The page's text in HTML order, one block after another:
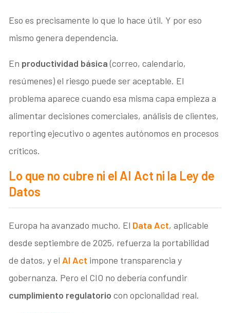
Eso es precisamente lo que lo hace útil. Y por eso
mismo genera dependencia.
En productividad básica(correo, calendario,
resúmenes) el riesgo puede ser aceptable. El
problema aparece cuando esa misma capa empieza a
alimentar decisiones comerciales, análisis de clientes,
reporting ejecutivo o agentes autónomos en procesos
críticos.
Lo que no cubre ni el AI Act ni la Ley de
Datos
Europa ha avanzado mucho. El Data Act, aplicable
desde septiembre de 2025, refuerza la portabilidad
de datos, y el AI Act impone transparencia y
gobernanza. Pero el CIO no debería confundir
cumplimiento regulatorio con opcionalidad real.